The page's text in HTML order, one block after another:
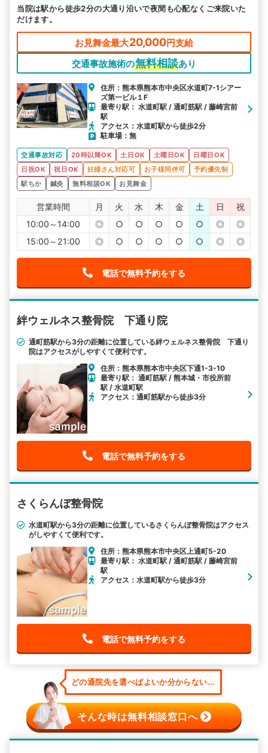
当院は駅から徒歩2分の大通り沿いで夜間も心配なくご来院いた
だけます。
お見舞金最大20,000円支給
交通事故施術の無料相談あり
住所：熊本県熊本市中央区水道町7-1シアー
ズ第一ビル１F
最寄り駅： 水道町駅 / 通町筋駅 / 藤崎宮前
駅
アクセス：水道町駅から徒歩2分
駐車場：無
交通事故対応 20時以降OK 土日OK 土曜日OK
日曜日OK
日祝OK
祝日OK 妊婦さん対応可 お子様同伴可
予約優先制
駅ちか
鍼灸 無料相談OK お見舞金
営業時間 月 火 水 木 金 土 日
祝
10:00～14:00
◎ ○ ○ ○ ○ ○ ◎
◎
15:00～21:00
◎ ○ ○ ○ ○ ○ ◎ ◎
電話で無料予約をする
絆ウェルネス整骨院 下通り院
通町筋駅から3分の距離に位置している絆ウェルネス整骨院 下通り
院はアクセスがしやすくて便利です。
住所：熊本県熊本市中央区下通1-3-10
最寄り駅： 通町筋駅 / 熊本城・市役所前
駅 / 水道町駅
アクセス：通町筋駅から徒歩3分
電話で無料予約をする
さくらんぼ整骨院
水道町駅から3分の距離に位置しているさくらんぼ整骨院はアクセス
がしやすくて便利です。
住所：熊本県熊本市中央区上通町5-20
最寄り駅： 水道町駅 / 通町筋駅 / 藤崎宮前
駅
アクセス：水道町駅から徒歩3分
電話で無料予約をする
どの通院先を選べばよいか分からない...
そんな時は無料相談窓口へ